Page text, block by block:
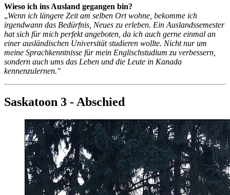
Wieso ich ins Ausland gegangen bin?
„Wenn ich längere Zeit am selben Ort wohne, bekomme ich
irgendwann das Bedürfnis, Neues zu erleben. Ein Auslandssemester
hat sich für mich perfekt angeboten, da ich auch gerne einmal an
einer ausländischen Universität studieren wollte. Nicht nur um
meine Sprachkenntnisse für mein Englischstudium zu verbessern,
sondern auch ums das Leben und die Leute in Kanada
kennenzulernen."
Saskatoon 3 - Abschied